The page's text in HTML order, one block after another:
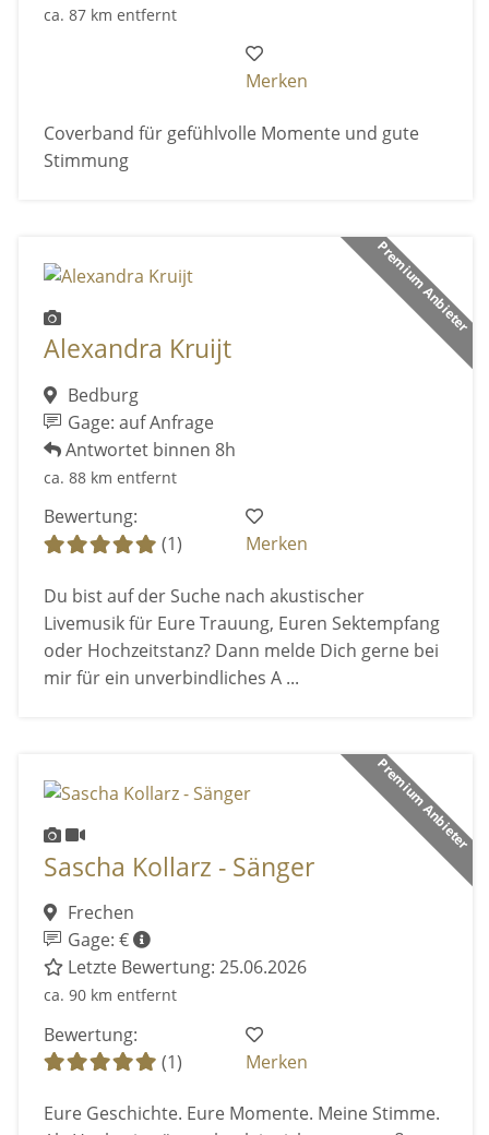
ca. 87 km entfernt
Merken
Coverband für gefühlvolle Momente und gute
Stimmung
Premium Anbieter
Alexandra Kruijt
Bedburg
Gage: auf Anfrage
Antwortet binnen 8h
ca. 88 km entfernt
Bewertung:
(1)
Merken
Du bist auf der Suche nach akustischer
Livemusik für Eure Trauung, Euren Sektempfang
oder Hochzeitstanz? Dann melde Dich gerne bei
mir für ein unverbindliches A ...
Premium Anbieter
Sascha Kollarz - Sänger
Frechen
Gage: €
Letzte Bewertung: 25.06.2026
ca. 90 km entfernt
Bewertung:
(1)
Merken
Eure Geschichte. Eure Momente. Meine Stimme.